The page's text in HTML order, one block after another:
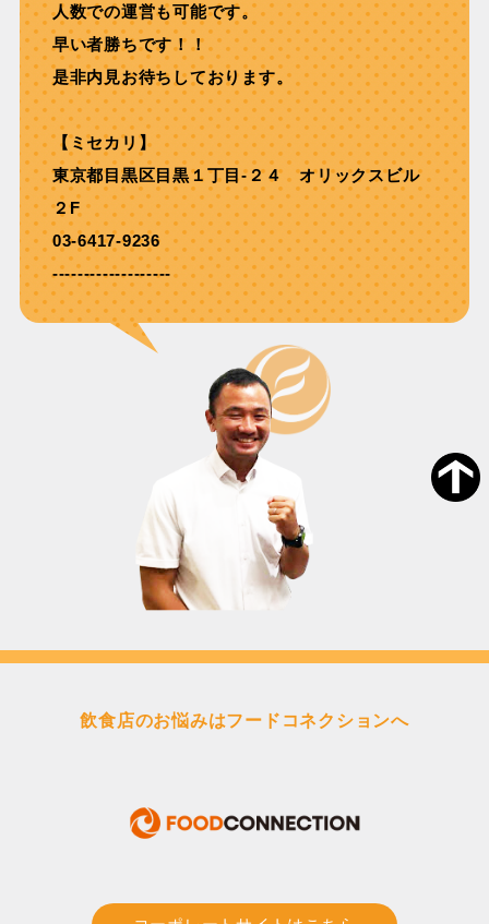
人数での運営も可能です。
早い者勝ちです！！
是非内見お待ちしております。
【ミセカリ】
東京都目黒区目黒１丁目-２４ オリックスビル
２F
03-6417-9236
-------------------
飲食店のお悩みはフードコネクションへ